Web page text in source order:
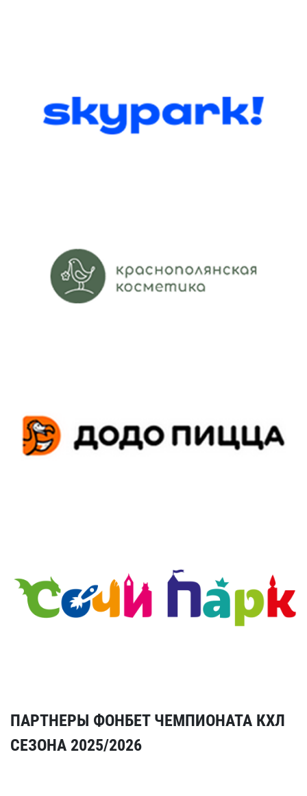
ПАРТНЕРЫ ФОНБЕТ ЧЕМПИОНАТА КХЛ
СЕЗОНА 2025/2026